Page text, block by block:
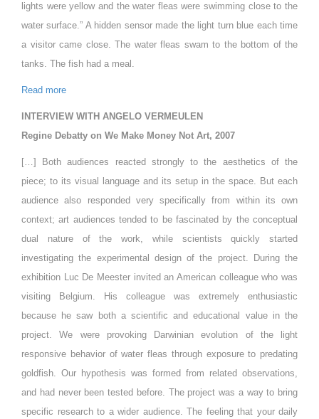
lights were yellow and the water fleas were swimming close to the
water surface.” A hidden sensor made the light turn blue each time
a visitor came close. The water fleas swam to the bottom of the
tanks. The fish had a meal.
Read more
INTERVIEW WITH ANGELO VERMEULEN
Regine Debatty on We Make Money Not Art, 2007
[…] Both audiences reacted strongly to the aesthetics of the
piece; to its visual language and its setup in the space. But each
audience also responded very specifically from within its own
context; art audiences tended to be fascinated by the conceptual
dual nature of the work, while scientists quickly started
investigating the experimental design of the project. During the
exhibition Luc De Meester invited an American colleague who was
visiting Belgium. His colleague was extremely enthusiastic
because he saw both a scientific and educational value in the
project. We were provoking Darwinian evolution of the light
responsive behavior of water fleas through exposure to predating
goldfish. Our hypothesis was formed from related observations,
and had never been tested before. The project was a way to bring
specific research to a wider audience. The feeling that your daily